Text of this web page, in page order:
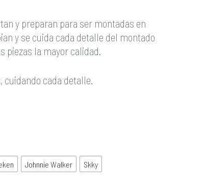
y preparan para ser montadas en
y se cuida cada detalle del montado
piezas la mayor calidad.
cuidando cada detalle.
Johnnie Walker Skky